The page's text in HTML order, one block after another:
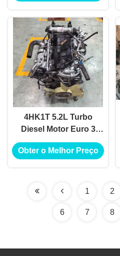
4HK1T 5.2L Turbo
Diesel Motor Euro 3
Emissão Para Isuzu
Truck 700P
Obter o Melhor Preço
1 2
6 7 8